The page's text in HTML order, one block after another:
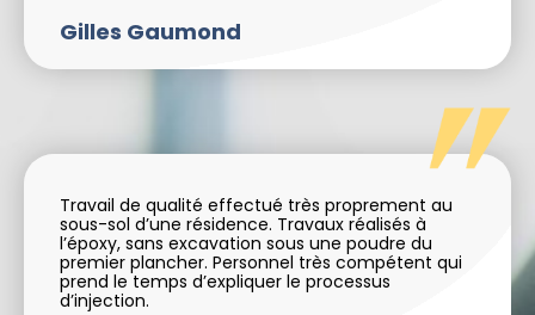
Gilles Gaumond
Travail de qualité effectué très proprement au
sous-sol d’une résidence. Travaux réalisés à
l’époxy, sans excavation sous une poudre du
premier plancher. Personnel très compétent qui
prend le temps d’expliquer le processus
d’injection.